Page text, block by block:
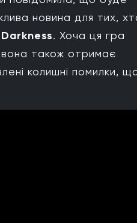
новина для тих,
. Хоча ця гра
також отримає
колишні помилки,